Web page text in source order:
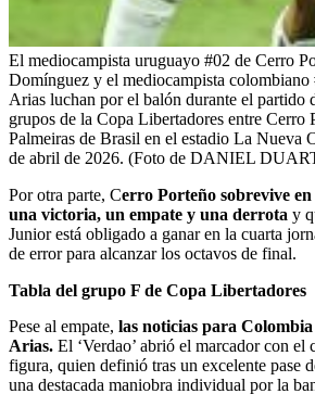
El mediocampista uruguayo #02 de Cerro
Domínguez y el mediocampista colombiano
Arias luchan por el balón durante el partido
grupos de la Copa Libertadores entre Cerro
Palmeiras de Brasil en el estadio La Nueva
de abril de 2026. (Foto de DANIEL
Por otra parte, Cerro Porteño sobrevive
una victoria, un empate y una derrota y
Junior está obligado a ganar en la cuarta
de error para alcanzar los octavos de final.
Tabla del grupo F de Copa Libertadores
Pese al empate, las noticias para
Arias. El ‘Verdao’ abrió el marcador con el
figura, quien definió tras un excelente pase
una destacada maniobra individual por la